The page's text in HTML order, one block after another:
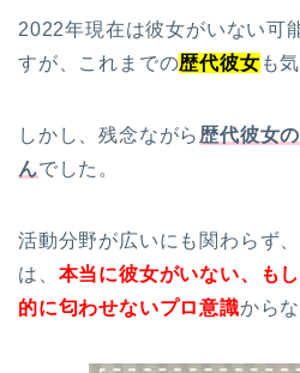
2022年現在は彼女がいない可
すが、これまでの歴代彼女 も
しかし、残念ながら 歴代彼女
んでした。
活動分野が広いにも関わらず
は、 本当に彼女がいない、も
的に匂わせないプロ意識から